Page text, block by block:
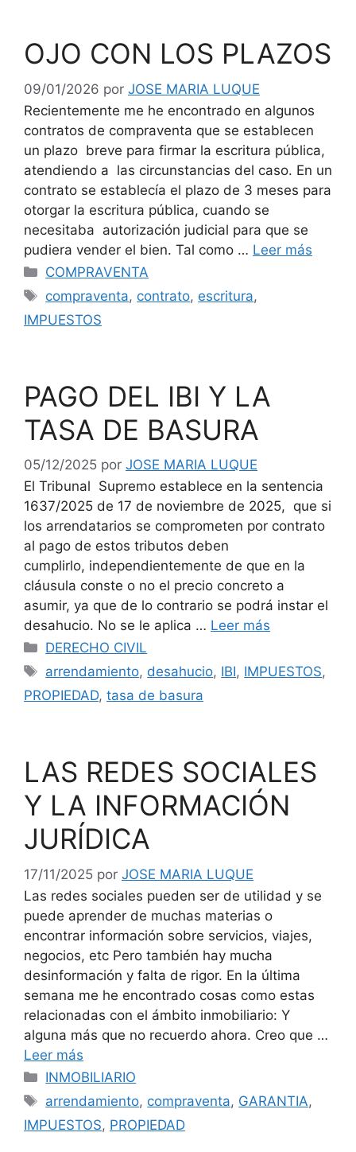
OJO CON LOS PLAZOS
09/01/2026 por JOSE MARIA LUQUE
Recientemente me he encontrado en algunos
contratos de compraventa que se establecen
un plazo breve para firmar la escritura pública,
atendiendo a las circunstancias del caso. En un
contrato se establecía el plazo de 3 meses para
otorgar la escritura pública, cuando se
necesitaba autorización judicial para que se
pudiera vender el bien. Tal como … Leer más
Categorías
COMPRAVENTA
Etiquetas
compraventa, contrato, escritura,
IMPUESTOS
PAGO DEL IBI Y LA
TASA DE BASURA
05/12/2025 por JOSE MARIA LUQUE
El Tribunal Supremo establece en la sentencia
1637/2025 de 17 de noviembre de 2025, que si
los arrendatarios se comprometen por contrato
al pago de estos tributos deben
cumplirlo, independientemente de que en la
cláusula conste o no el precio concreto a
asumir, ya que de lo contrario se podrá instar el
desahucio. No se le aplica … Leer más
Categorías
DERECHO CIVIL
Etiquetas
arrendamiento, desahucio, IBI, IMPUESTOS,
PROPIEDAD, tasa de basura
LAS REDES SOCIALES
Y LA INFORMACIÓN
JURÍDICA
17/11/2025 por JOSE MARIA LUQUE
Las redes sociales pueden ser de utilidad y se
puede aprender de muchas materias o
encontrar información sobre servicios, viajes,
negocios, etc Pero también hay mucha
desinformación y falta de rigor. En la última
semana me he encontrado cosas como estas
relacionadas con el ámbito inmobiliario: Y
alguna más que no recuerdo ahora. Creo que …
Leer más
Categorías
INMOBILIARIO
Etiquetas
arrendamiento, compraventa, GARANTIA,
IMPUESTOS, PROPIEDAD